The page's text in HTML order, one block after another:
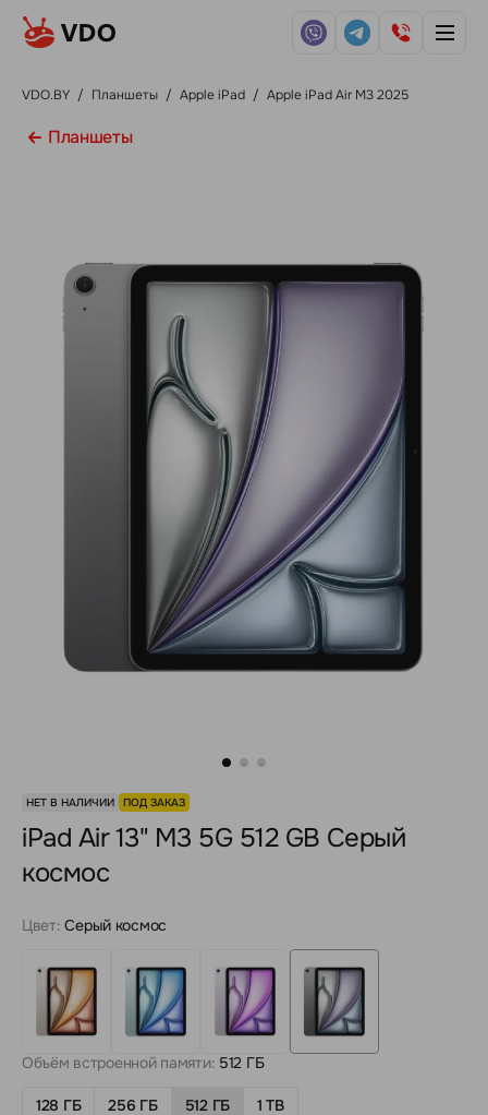
VDO.BY / Планшеты / Apple iPad / Apple iPad Air M3 2025
Планшеты
НЕТ В НАЛИЧИИ ПОД ЗАКАЗ
iPad Air 13" M3 5G 512 GB Серый
космос
Цвет: Серый космос
Объём встроенной памяти: 512 ГБ
128 ГБ 256 ГБ 512 ГБ
1 TB